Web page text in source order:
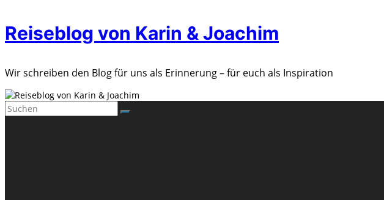
Zum
Inhalt
springen
Reiseblog von Karin & Joachim
Wir schreiben den Blog für uns als Erinnerung – für euch als Inspiration